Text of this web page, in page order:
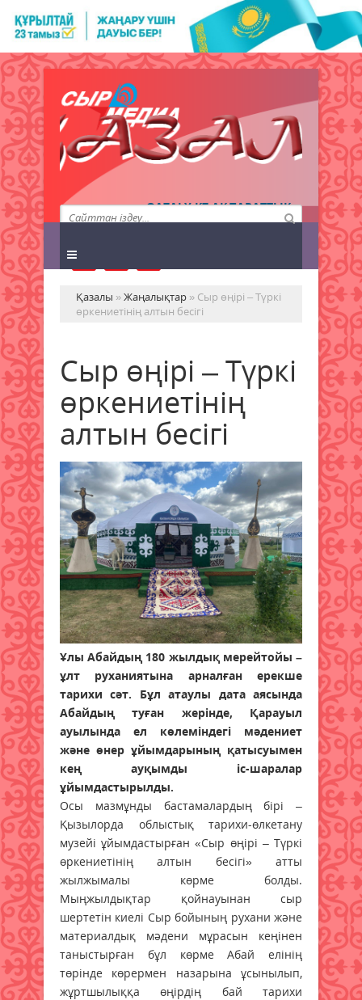
QAZALY.KZ АҚПАРАТТЫҚ
АГЕНТТІГІ
Қазалы »Жаңалықтар » Сыр өңірі – Түркі
өркениетінің алтын бесігі
Сыр өңірі – Түркі
өркениетінің
алтын бесігі
Ұлы Абайдың 180 жылдық мерейтойы –
ұлт руханиятына арналған ерекше
тарихи сәт. Бұл атаулы дата аясында
Абайдың туған жерінде, Қарауыл
ауылында ел көлеміндегі мәдениет
және өнер ұйымдарының қатысуымен
кең ауқымды іс-шаралар
ұйымдастырылды.
Осы мазмұнды бастамалардың бірі –
Қызылорда облыстық тарихи-өлкетану
музейі ұйымдастырған «Сыр өңірі – Түркі
өркениетінің алтын бесігі» атты
жылжымалы көрме болды.
Мыңжылдықтар қойнауынан сыр
шертетін киелі Сыр бойының рухани және
материалдық мәдени мұрасын кеңінен
таныстырған бұл көрме Абай елінің
төрінде көрермен назарына ұсынылып,
жұртшылыққа өңірдің бай тарихи